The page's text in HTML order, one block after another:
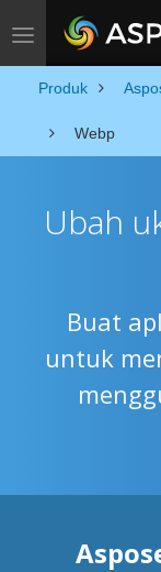
Toggle navigation
Produk
Webp
Ubah
Buat
untuk